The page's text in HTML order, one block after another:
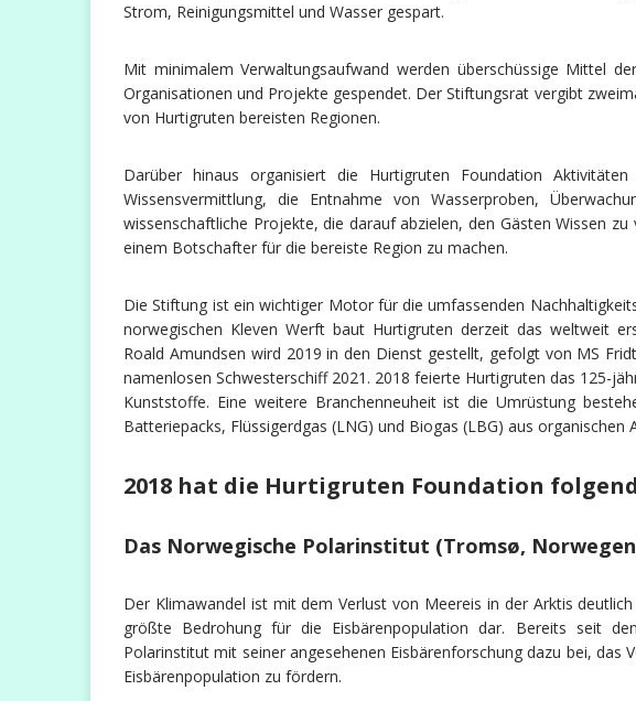
Strom, Reinigungsmittel und Wasser gespart.
Mit minimalem Verwaltungsaufwand werden überschüssige Mittel
Organisationen und Projekte gespendet. Der Stiftungsrat vergibt
von Hurtigruten bereisten Regionen.
Darüber hinaus organisiert die Hurtigruten Foundation
Wissensvermittlung, die Entnahme von Wasserproben,
wissenschaftliche Projekte, die darauf abzielen, den Gästen Wissen
einem Botschafter für die bereiste Region zu machen.
Die Stiftung ist ein wichtiger Motor für die umfassenden
norwegischen Kleven Werft baut Hurtigruten derzeit das weltweit
Roald Amundsen wird 2019 in den Dienst gestellt, gefolgt von MS
namenlosen Schwesterschiff 2021. 2018 feierte Hurtigruten das 125-
Kunststoffe. Eine weitere Branchenneuheit ist die Umrüstung
Batteriepacks, Flüssigerdgas (LNG) und Biogas (LBG) aus
2018 hat die Hurtigruten Foundation
Das Norwegische Polarinstitut (Tromsø,
Der Klimawandel ist mit dem Verlust von Meereis in der Arktis
größte Bedrohung für die Eisbärenpopulation dar. Bereits seit
Polarinstitut mit seiner angesehenen Eisbärenforschung dazu bei, das
Eisbärenpopulation zu fördern.